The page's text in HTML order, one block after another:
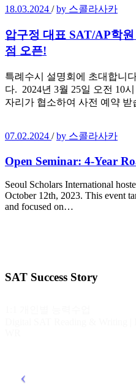
18.03.2024 / by 스콜라사카
압구정 대표 SAT/AP학
점 오픈!
특례수시 설명회에 초대합니
다. 2024년 3월 25일 오전 10
자리가 협소하여 사전 예약 받
07.02.2024 / by 스콜라사카
Open Seminar: 4-Year
Seoul Scholars International
October 12th, 2023. This event
and focused on…
SAT Success Story